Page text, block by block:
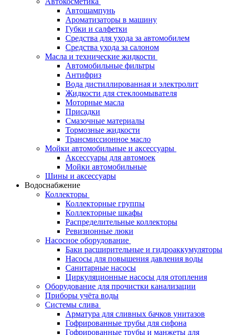
Автошампунь
Ароматизаторы в машину
Губки и салфетки
Средства для ухода за автомобилем
Средства ухода за салоном
Масла и технические жидкости
Автомобильные фильтры
Антифриз
Вода дистиллированная и электролит
Жидкости для стеклоомывателя
Моторные масла
Присадки
Смазочные материалы
Тормозные жидкости
Трансмиссионное масло
Мойки автомобильные и аксессуары
Аксессуары для автомоек
Мойки автомобильные
Шины и аксессуары
Водоснабжение
Коллекторы
Коллекторные группы
Коллекторные шкафы
Распределительные коллекторы
Ревизионные люки
Насосное оборудование
Баки расширительные и гидроаккумуляторы
Насосы для повышения давления воды
Санитарные насосы
Циркуляционные насосы для отопления
Оборудование для прочистки канализации
Приборы учёта воды
Системы слива
Арматура для сливных бачков унитазов
Гофрированные трубы для сифона
Гофрированные трубы и манжеты для